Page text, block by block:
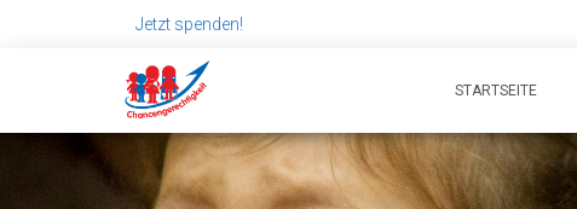
Jetzt spenden!
STARTSEITE